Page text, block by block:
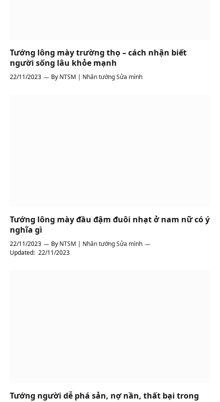
Tướng lông mày trường thọ – cách nhận biết
người sống lâu khỏe mạnh
22/11/2023 By NTSM | Nhân tướng Sửa mình
Tướng lông mày đầu đậm đuôi nhạt ở nam nữ có ý
nghĩa gì
22/11/2023 By NTSM | Nhân tướng Sửa mình
Updated: 22/11/2023
Tướng người dễ phá sản, nợ nần, thất bại trong